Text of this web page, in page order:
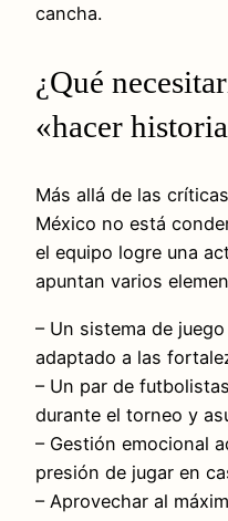
cancha.
¿Qué
«hacer
Más allá de las
México no está
el equipo logre una
apuntan varios
– Un sistema de
adaptado a las
– Un par de
durante el torneo y
– Gestión emocional
presión de jugar en
– Aprovechar al